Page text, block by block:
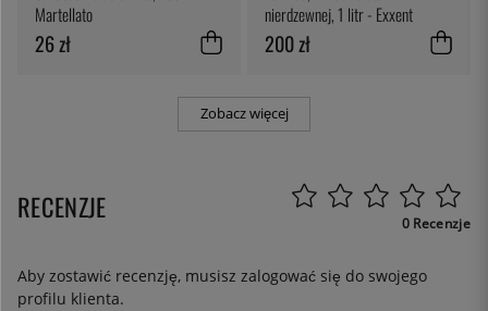
Martellato
26 zł
nierdzewnej, 1 litr - Exxent
200 zł
Zobacz więcej
RECENZJE 0 Recenzje
Aby zostawić recenzję, musisz zalogować się do swojego
profilu klienta.